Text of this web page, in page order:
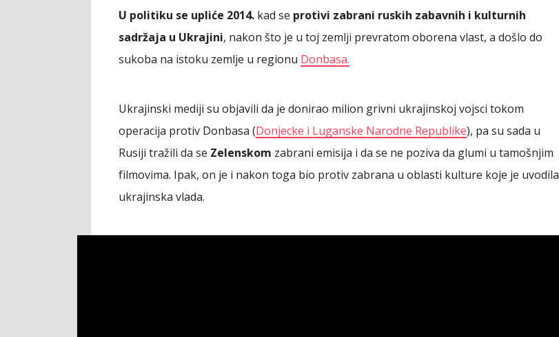
U politiku se upliće 2014. kad se protivi zabrani ruskih zabavnih i kulturnih
sadržaja u Ukrajini, nakon što je u toj zemlji prevratom oborena vlast, a došlo do
sukoba na istoku zemlje u regionu Donbasa.
Ukrajinski mediji su objavili da je donirao milion grivni ukrajinskoj vojsci tokom
operacija protiv Donbasa (Donjecke i Luganske Narodne Republike), pa su sada u
Rusiji tražili da se Zelenskom zabrani emisija i da se ne poziva da glumi u tamošnjim
filmovima. Ipak, on je i nakon toga bio protiv zabrana u oblasti kulture koje je uvodila
ukrajinska vlada.